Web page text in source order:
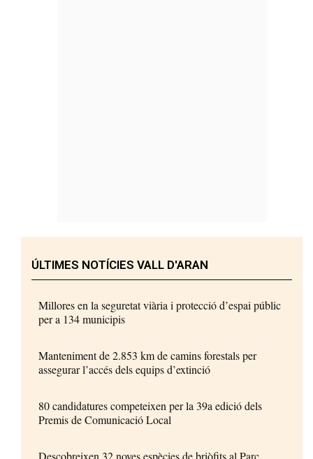
ÚLTIMES NOTÍCIES VALL D'ARAN
Millores en la seguretat viària i protecció d’espai públic
per a 134 municipis
Manteniment de 2.853 km de camins forestals per
assegurar l’accés dels equips d’extinció
80 candidatures competeixen per la 39a edició dels
Premis de Comunicació Local
Descobreixen 32 noves espècies de briòfits al Parc